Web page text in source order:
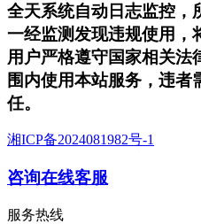
全天系统自动日志监控，
一经监测发现违规使用，
用户严格遵守国家相关法
围内使用本站服务，违者
任。
湘ICP备2024081982号-1
咨询在线客服
服务热线